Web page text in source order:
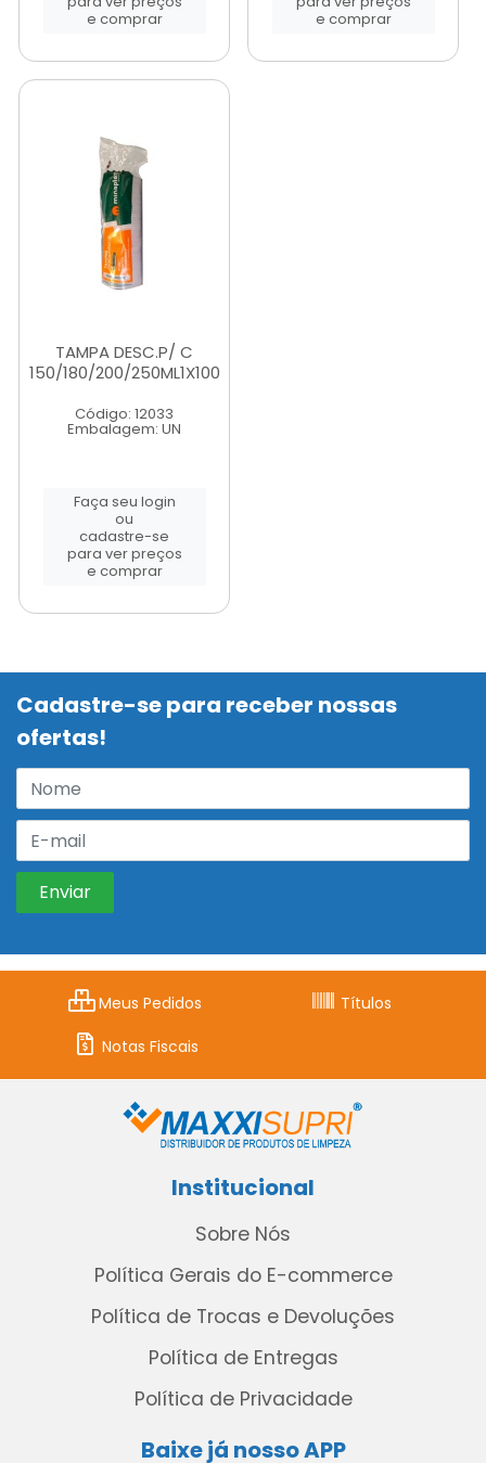
e comprar
e comprar
TAMPA DESC.P/ C
150/180/200/250ML1X100
Código: 12033
Embalagem: UN
Faça seu login
ou
cadastre-se
para ver preços
e comprar
Cadastre-se para receber nossas
ofertas!
Meus Pedidos
Títulos
Notas Fiscais
Institucional
Sobre Nós
Política Gerais do E-commerce
Política de Trocas e Devoluções
Política de Entregas
Política de Privacidade
Baixe já nosso APP